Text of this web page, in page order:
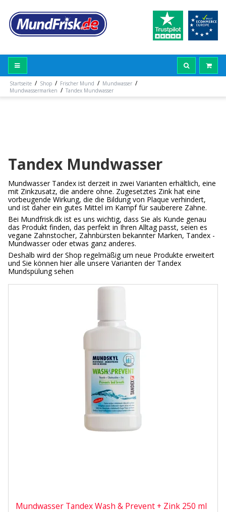
Startseite / Shop / Frischer Mund / Mundwasser /
Mundwassermarken / Tandex Mundwasser
Tandex Mundwasser
Mundwasser Tandex ist derzeit in zwei Varianten erhältlich, eine
mit Zinkzusatz, die andere ohne. Zugesetztes Zink hat eine
vorbeugende Wirkung, die die Bildung von Plaque verhindert,
und ist daher ein gutes Mittel im Kampf für sauberere Zähne.
Bei Mundfrisk.dk ist es uns wichtig, dass Sie als Kunde genau
das Produkt finden, das perfekt in Ihren Alltag passt, seien es
vegane Zahnstocher, Zahnbürsten bekannter Marken, Tandex -
Mundwasser oder etwas ganz anderes.
Deshalb wird der Shop regelmäßig um neue Produkte erweitert
und Sie können hier alle unsere Varianten der Tandex
Mundspülung sehen
Mundwasser Tandex Wash & Prevent + Zink 250 ml